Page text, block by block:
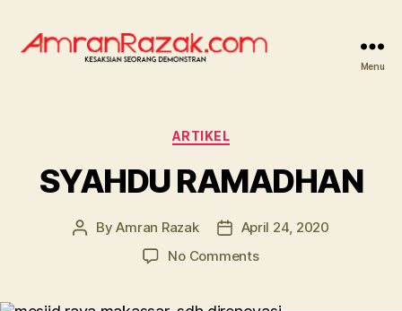
Menu
Categories
ARTIKEL
SYAHDU RAMADHAN
PostByAmran Razak
PostApril 24, 2020
No Commentson